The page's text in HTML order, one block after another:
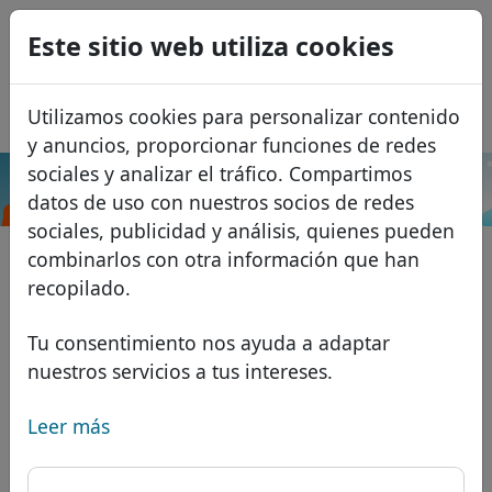
Este sitio web utiliza cookies
Utilizamos cookies para personalizar contenido
y anuncios, proporcionar funciones de redes
sociales y analizar el tráfico. Compartimos
datos de uso con nuestros socios de redes
sociales, publicidad y análisis, quienes pueden
combinarlos con otra información que han
recopilado.
Tu consentimiento nos ayuda a adaptar
nuestros servicios a tus intereses.
Leer más
Dominios
Base de datos de dominios
Dominios africanos
Dominios asiáticos
Dominios europeos
Dominios de Oriente Medio
Dominios norteamericanos
Lista de precios
Descuentos
Transferir
Buscar
Servicios
Protección de ID
Alojamiento DNS
WHOIS
USD
EUR
GBP
Français
Italiano
Português
Română
Eesti
.af Buscar